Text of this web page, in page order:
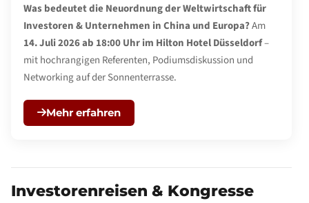
Was bedeutet die Neuordnung der Weltwirtschaft für
Investoren & Unternehmen in China und Europa?Am
14. Juli 2026 ab 18:00 Uhr im Hilton Hotel Düsseldorf–
mit hochrangigen Referenten, Podiumsdiskussion und
Networking auf der Sonnenterrasse.
Mehr erfahren
Investorenreisen & Kongresse